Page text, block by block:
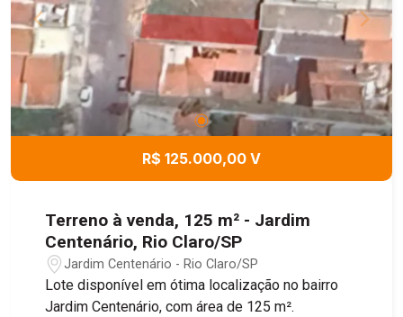
R$ 125.000,00 V
Terreno à venda, 125 m² - Jardim
Centenário, Rio Claro/SP
Jardim Centenário - Rio Claro/SP
Lote disponível em ótima localização no bairro
Jardim Centenário, com área de 125 m².